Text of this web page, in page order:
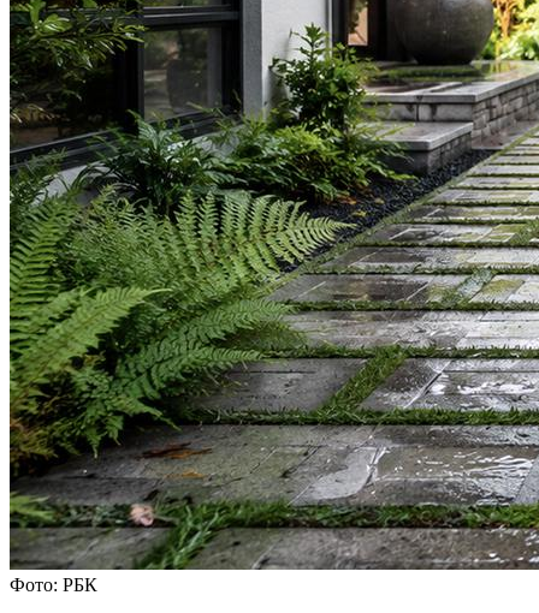
Фото: РБК